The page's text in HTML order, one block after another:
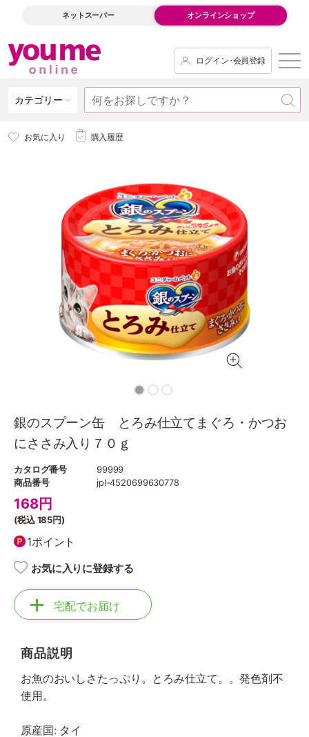
ネットスーパー オンラインショップ
ログイン･会員登録
カテゴリー
お気に入り 購入履歴
銀のスプーン缶 とろみ仕立てまぐろ・かつお
にささみ入り７０ｇ
カタログ番号
99999
商品番号
jpl-4520699630778
168円
(税込185円)
1ポイント
お気に入りに登録する
宅配でお届け
商品説明
お魚のおいしさたっぷり。とろみ仕立て。。発色剤不
使用。
原産国: タイ